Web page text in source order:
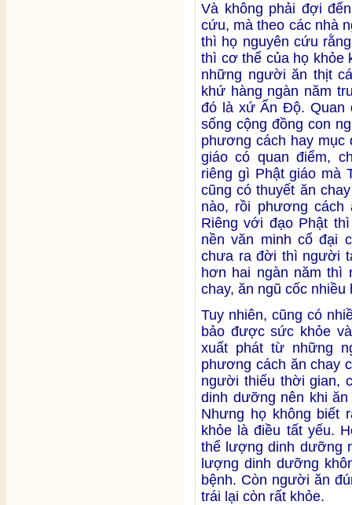
Và không phải đợi
cứu, mà theo các nhà
thì họ nguyên cứu
thì cơ thể của họ khỏe
những người ăn thịt
khứ hàng ngàn năm
đó là xứ Ấn Độ. Quan
sống cộng đồng con
phương cách hay mục
giáo có quan điểm,
riêng gì Phật giáo mà
cũng có thuyết ăn
nào, rồi phương
Riêng với đạo Phật
nền văn minh cổ đại
chưa ra đời thì người
hơn hai ngàn năm thì
chay, ăn ngũ cốc nhiều
Tuy nhiên, cũng có
bảo được sức khỏe
xuất phát từ những
phương cách ăn chay
người thiếu thời gian,
dinh dưỡng nên khi
Nhưng họ không biết
khỏe là điều tất yếu.
thể lượng dinh dưỡng
lượng dinh dưỡng
bệnh. Còn người ăn
trái lại còn rất khỏe.